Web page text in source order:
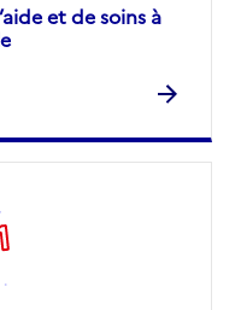
et de soins à